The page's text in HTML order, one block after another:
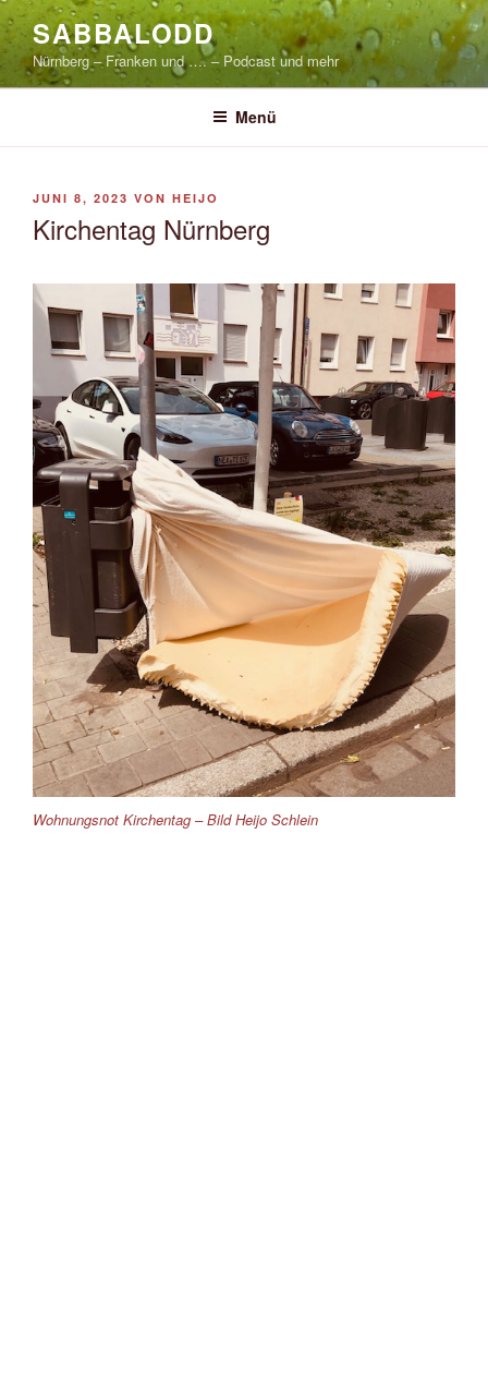
Zum
Inhalt
springen
SABBALODD
Nürnberg – Franken und …. – Podcast und mehr
Menü
VERÖFFENTLICHT
JUNI 8, 2023 VON HEIJO
Kirchentag Nürnberg
Wohnungsnot Kirchentag – Bild Heijo Schlein